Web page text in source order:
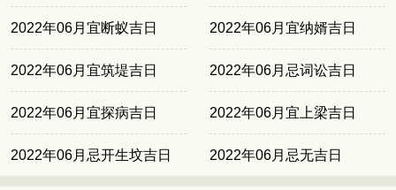
2022年06月宜断蚁吉日 2022年06月宜纳婿吉日
2022年06月宜筑堤吉日 2022年06月忌词讼吉日
2022年06月宜探病吉日 2022年06月宜上梁吉日
2022年06月忌开生坟吉日 2022年06月忌无吉日